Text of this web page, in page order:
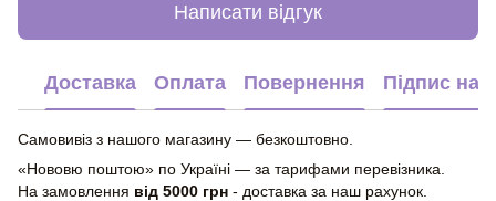
Написати відгук
Доставка Оплата Повернення Підпис на
Самовивіз з нашого магазину — безкоштовно.
«Нововю поштою» по Україні — за тарифами перевізника.
На замовлення від 5000 грн - доставка за наш рахунок.